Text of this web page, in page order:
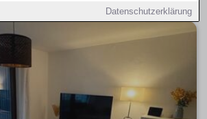
Datenschutzerklärung